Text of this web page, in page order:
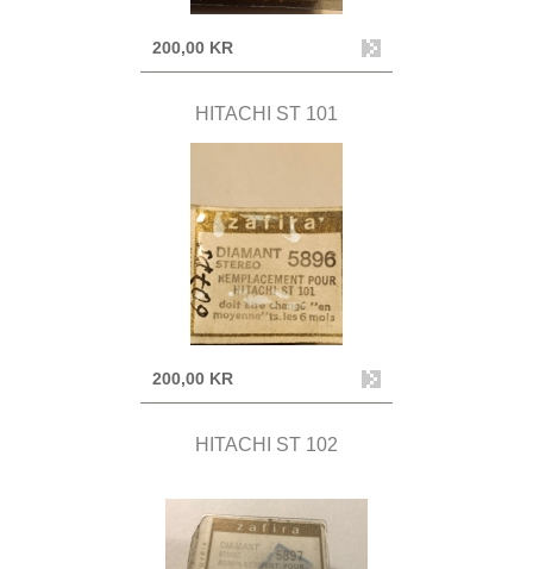
200,00 KR
HITACHI ST 101
200,00 KR
HITACHI ST 102